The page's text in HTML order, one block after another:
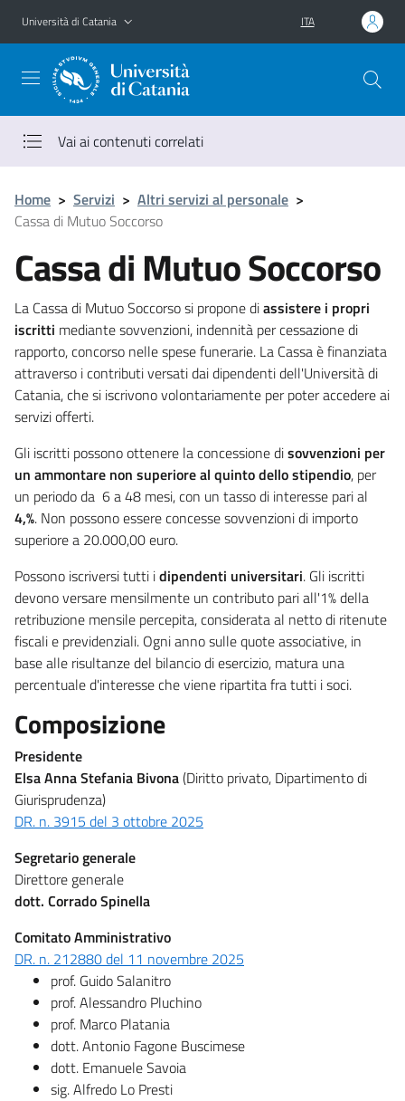
Vai al contenuto principale
Vai al menu di navigazione
Università di Catania ITA
Vai ai contenuti correlati
Home > Servizi > Altri servizi al personale >
Cassa di Mutuo Soccorso
Cassa di Mutuo Soccorso
La Cassa di Mutuo Soccorso si propone diassistere i propri
iscritti mediante sovvenzioni, indennità per cessazione di
rapporto, concorso nelle spese funerarie. La Cassa è finanziata
attraverso i contributi versati dai dipendenti dell'Università di
Catania, che si iscrivono volontariamente per poter accedere ai
servizi offerti.
Gli iscritti possono ottenere la concessione disovvenzioni per
un ammontare non superiore al quinto dello stipendio, per
un periodo da 6 a 48 mesi, con un tasso di interesse pari al
4,%. Non possono essere concesse sovvenzioni di importo
superiore a 20.000,00 euro.
Possono iscriversi tutti idipendenti universitari. Gli iscritti
devono versare mensilmente un contributo pari all'1% della
retribuzione mensile percepita, considerata al netto di ritenute
fiscali e previdenziali. Ogni anno sulle quote associative, in
base alle risultanze del bilancio di esercizio, matura una
percentuale d'interesse che viene ripartita fra tutti i soci.
Composizione
Presidente
Elsa Anna Stefania Bivona(Diritto privato, Dipartimento di
Giurisprudenza)
DR. n. 3915 del 3 ottobre 2025
Segretario generale
Direttore generale
dott. Corrado Spinella
Comitato Amministrativo
DR. n. 212880 del 11 novembre 2025
prof. Guido Salanitro
prof. Alessandro Pluchino
prof. Marco Platania
dott. Antonio Fagone Buscimese
dott. Emanuele Savoia
sig. Alfredo Lo Presti